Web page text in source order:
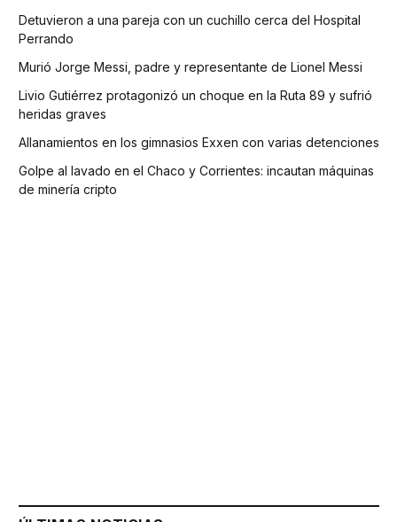
Detuvieron a una pareja con un cuchillo cerca del Hospital
Perrando
Murió Jorge Messi, padre y representante de Lionel Messi
Livio Gutiérrez protagonizó un choque en la Ruta 89 y sufrió
heridas graves
Allanamientos en los gimnasios Exxen con varias detenciones
Golpe al lavado en el Chaco y Corrientes: incautan máquinas
de minería cripto